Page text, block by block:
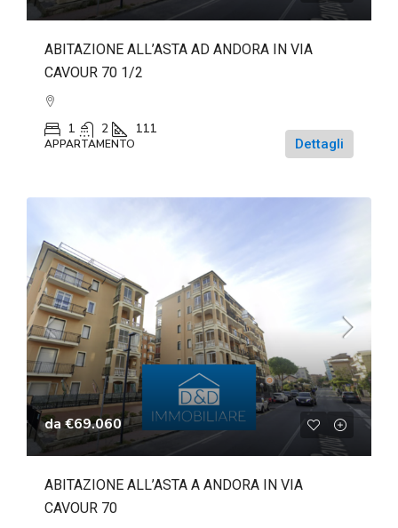
ABITAZIONE ALL’ASTA AD ANDORA IN VIA
CAVOUR 70 1/2
1 2 111
APPARTAMENTO Dettagli
da €69.060
ABITAZIONE ALL’ASTA A ANDORA IN VIA
CAVOUR 70